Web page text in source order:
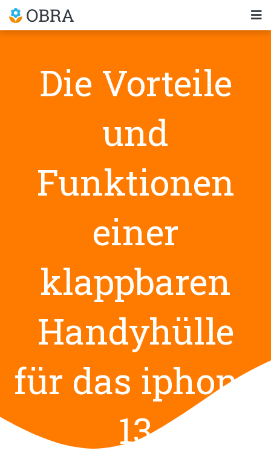
Die Vorteile
und
Funktionen
einer
klappbaren
Handyhülle
für das iphone
13